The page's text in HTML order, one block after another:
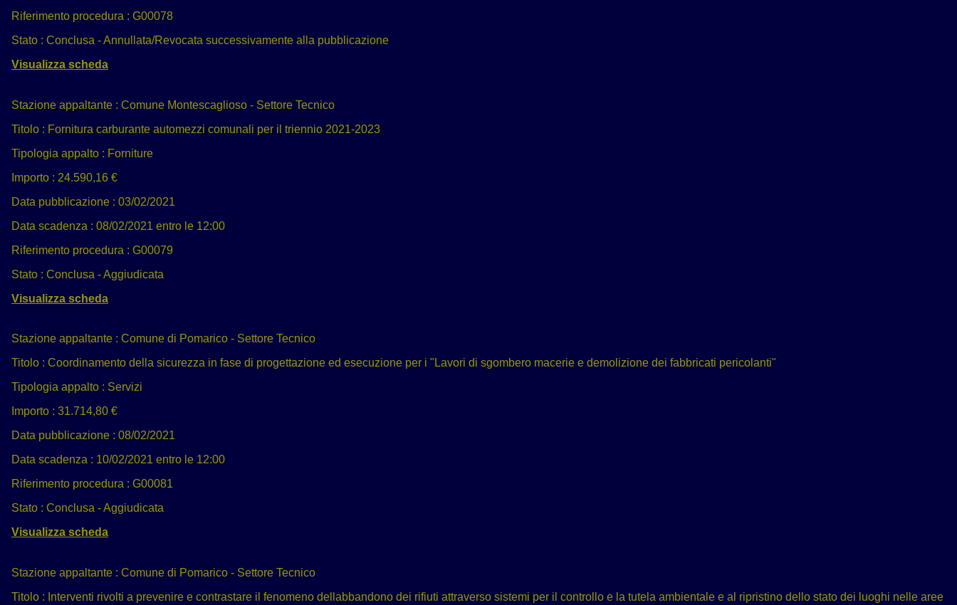
Riferimento procedura : G00078
Stato : Conclusa - Annullata/Revocata successivamente alla pubblicazione
Visualizza scheda
Stazione appaltante : Comune Montescaglioso - Settore Tecnico
Titolo : Fornitura carburante automezzi comunali per il triennio 2021-2023
Tipologia appalto : Forniture
Importo : 24.590,16 €
Data pubblicazione : 03/02/2021
Data scadenza : 08/02/2021 entro le 12:00
Riferimento procedura : G00079
Stato : Conclusa - Aggiudicata
Visualizza scheda
Stazione appaltante : Comune di Pomarico - Settore Tecnico
Titolo : Coordinamento della sicurezza in fase di progettazione ed esecuzione per i "Lavori di sgombero macerie e demolizione dei fabbricati pericolanti"
Tipologia appalto : Servizi
Importo : 31.714,80 €
Data pubblicazione : 08/02/2021
Data scadenza : 10/02/2021 entro le 12:00
Riferimento procedura : G00081
Stato : Conclusa - Aggiudicata
Visualizza scheda
Stazione appaltante : Comune di Pomarico - Settore Tecnico
Titolo : Interventi rivolti a prevenire e contrastare il fenomeno dellabbandono dei rifiuti attraverso sistemi per il controllo e la tutela ambientale e al ripristino dello stato dei luoghi nelle aree